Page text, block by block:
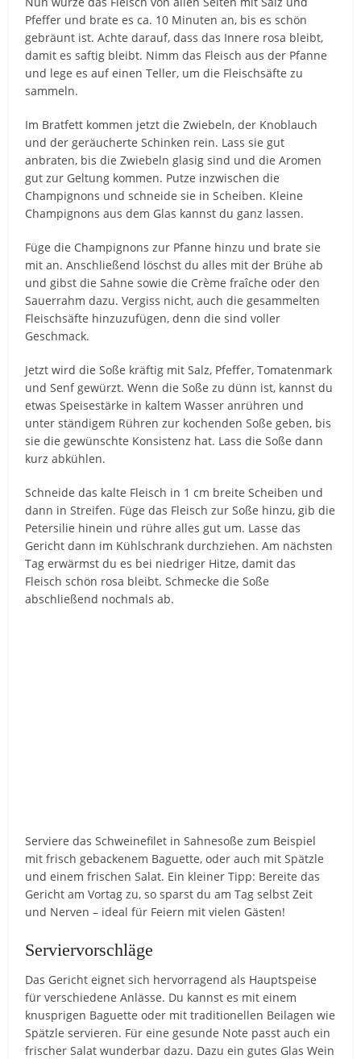
Pfeffer und brate es ca. 10 Minuten an, bis es schön
gebräunt ist. Achte darauf, dass das Innere rosa bleibt,
damit es saftig bleibt. Nimm das Fleisch aus der Pfanne
und lege es auf einen Teller, um die Fleischsäfte zu
sammeln.
Im Bratfett kommen jetzt die Zwiebeln, der Knoblauch
und der geräucherte Schinken rein. Lass sie gut
anbraten, bis die Zwiebeln glasig sind und die Aromen
gut zur Geltung kommen. Putze inzwischen die
Champignons und schneide sie in Scheiben. Kleine
Champignons aus dem Glas kannst du ganz lassen.
Füge die Champignons zur Pfanne hinzu und brate sie
mit an. Anschließend löschst du alles mit der Brühe ab
und gibst die Sahne sowie die Crème fraîche oder den
Sauerrahm dazu. Vergiss nicht, auch die gesammelten
Fleischsäfte hinzuzufügen, denn die sind voller
Geschmack.
Jetzt wird die Soße kräftig mit Salz, Pfeffer, Tomatenmark
und Senf gewürzt. Wenn die Soße zu dünn ist, kannst du
etwas Speisestärke in kaltem Wasser anrühren und
unter ständigem Rühren zur kochenden Soße geben, bis
sie die gewünschte Konsistenz hat. Lass die Soße dann
kurz abkühlen.
Schneide das kalte Fleisch in 1 cm breite Scheiben und
dann in Streifen. Füge das Fleisch zur Soße hinzu, gib die
Petersilie hinein und rühre alles gut um. Lasse das
Gericht dann im Kühlschrank durchziehen. Am nächsten
Tag erwärmst du es bei niedriger Hitze, damit das
Fleisch schön rosa bleibt. Schmecke die Soße
abschließend nochmals ab.
Serviere das Schweinefilet in Sahnesoße zum Beispiel
mit frisch gebackenem Baguette, oder auch mit Spätzle
und einem frischen Salat. Ein kleiner Tipp: Bereite das
Gericht am Vortag zu, so sparst du am Tag selbst Zeit
und Nerven – ideal für Feiern mit vielen Gästen!
Serviervorschläge
Das Gericht eignet sich hervorragend als Hauptspeise
für verschiedene Anlässe. Du kannst es mit einem
knusprigen Baguette oder mit traditionellen Beilagen wie
Spätzle servieren. Für eine gesunde Note passt auch ein
frischer Salat wunderbar dazu. Dazu ein gutes Glas Wein